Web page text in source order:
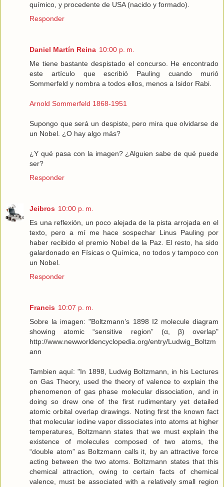
químico, y procedente de USA (nacido y formado).
Responder
Daniel Martín Reina 10:00 p. m.
Me tiene bastante despistado el concurso. He encontrado
este artículo que escribió Pauling cuando murió
Sommerfeld y nombra a todos ellos, menos a Isidor Rabi.
Arnold Sommerfeld 1868-1951
Supongo que será un despiste, pero mira que olvidarse de
un Nobel. ¿O hay algo más?
¿Y qué pasa con la imagen? ¿Alguien sabe de qué puede
ser?
Responder
Jeibros 10:00 p. m.
Es una reflexión, un poco alejada de la pista arrojada en el
texto, pero a mí me hace sospechar Linus Pauling por
haber recibido el premio Nobel de la Paz. El resto, ha sido
galardonado en Físicas o Química, no todos y tampoco con
un Nobel.
Responder
Francis 10:07 p. m.
Sobre la imagen: "Boltzmann’s 1898 I2 molecule diagram
showing atomic “sensitive region” (α, β) overlap"
http://www.newworldencyclopedia.org/entry/Ludwig_Boltzm
ann
Tambien aquí: "In 1898, Ludwig Boltzmann, in his Lectures
on Gas Theory, used the theory of valence to explain the
phenomenon of gas phase molecular dissociation, and in
doing so drew one of the first rudimentary yet detailed
atomic orbital overlap drawings. Noting first the known fact
that molecular iodine vapor dissociates into atoms at higher
temperatures, Boltzmann states that we must explain the
existence of molecules composed of two atoms, the
“double atom” as Boltzmann calls it, by an attractive force
acting between the two atoms. Boltzmann states that this
chemical attraction, owing to certain facts of chemical
valence, must be associated with a relatively small region